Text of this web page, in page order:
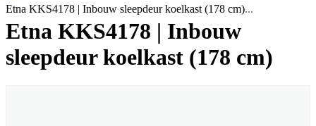
Etna KKS4178 | Inbouw sleepdeur koelkast (178 cm)
Etna KKS4178 | Inbouw
sleepdeur koelkast (178 cm)